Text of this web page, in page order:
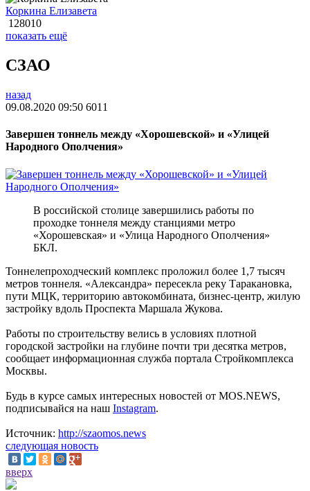
Коркина Елизавета
128010
показать ещё
СЗАО
назад
09.08.2020 09:50 6011
Завершен тоннель между «Хорошевской» и «Улицей
Народного Ополчения»
В российской столице завершились работы по
проходке тоннеля между станциями метро
«Хорошевская» и «Улица Народного Ополчения»
БКЛ.
Тоннелепроходческий комплекс проложил более 1,7 тысяч
метров тоннеля. «Александра» пересекла реку Таракановка,
пути МЦК, территорию автокомбината, бизнес-центр, жилую
застройку вдоль Проспекта Маршала Жукова.
Работы по строительству велись в условиях плотной
городской застройки на глубине почти три десятка метров,
сообщает информационная служба портала Стройкомплекса
Москвы.
Будь в курсе самых интересных новостей от MOS.NEWS,
подписывайся на наш Instagram.
Источник: http://szaomos.news
следующая новость
вверх